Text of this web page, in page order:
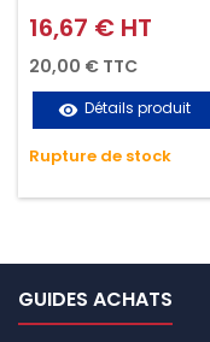
avec crochet S en 2
rapide d'utilisation.
vos chargements
très résistante aux UV
n'absorbe pas l'eau.
Prix
16,67 € HT
20,00 € TTC
visibility Détails produit
Rupture de stock
GUIDES ACHATS